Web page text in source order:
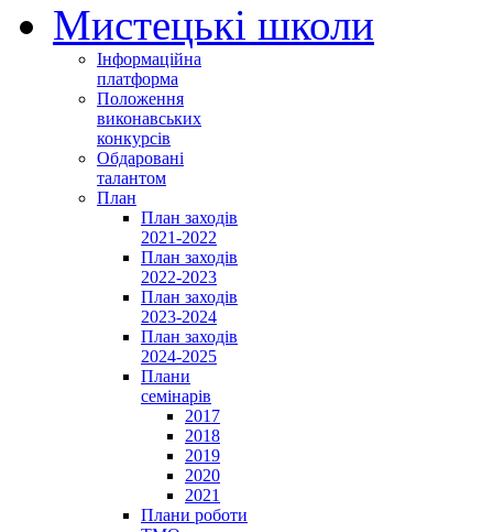
Мистецькі школи
Інформаційна
платформа
Положення
виконавських
конкурсів
Обдаровані
талантом
План
План заходів
2021-2022
План заходів
2022-2023
План заходів
2023-2024
План заходів
2024-2025
Плани
семінарів
2017
2018
2019
2020
2021
Плани роботи